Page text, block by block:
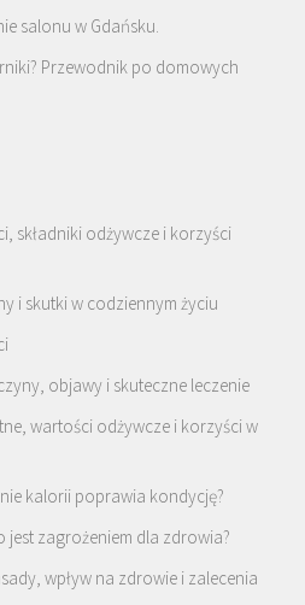
salonu w Gdańsku.
Przewodnik po domowych
składniki odżywcze i korzyści
i skutki w codziennym życiu
objawy i skuteczne leczenie
wartości odżywcze i korzyści w
kalorii poprawia kondycję?
jest zagrożeniem dla zdrowia?
wpływ na zdrowie i zalecenia